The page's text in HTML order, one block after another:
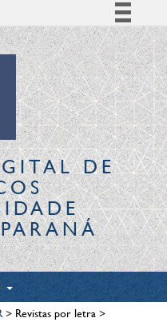
Simplifique!
Comunica BR
Participe
Acesso à informação
Legislação
CanaisDE
> Revistas por letra>